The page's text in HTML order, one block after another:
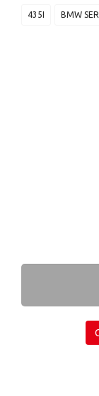
435I BMW